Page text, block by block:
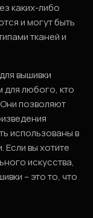
каких-либо
и могут быть
тканей и
вышивки
любого, кто
позволяют
использованы в
вы хотите
искусства,
– это то, что